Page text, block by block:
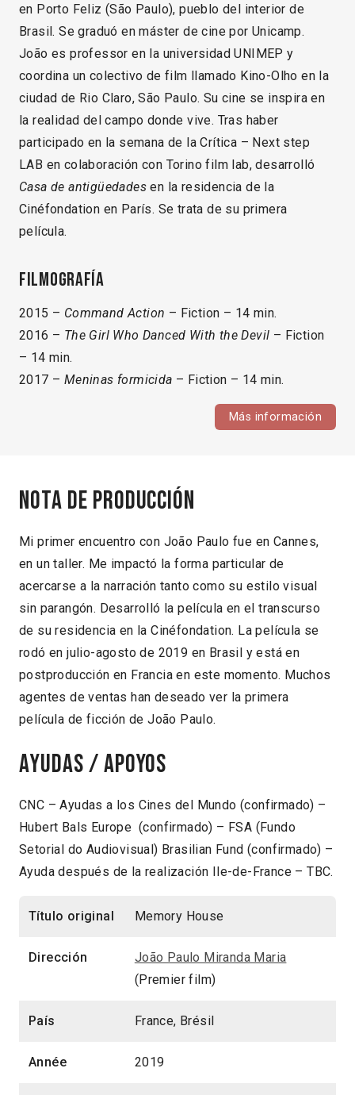
en Porto Feliz (São Paulo), pueblo del interior de
Brasil. Se graduó en máster de cine por Unicamp.
João es professor en la universidad UNIMEP y
coordina un colectivo de film llamado Kino-Olho en la
ciudad de Rio Claro, São Paulo. Su cine se inspira en
la realidad del campo donde vive. Tras haber
participado en la semana de la Crítica – Next step
LAB en colaboración con Torino film lab, desarrolló
Casa de antigüedades en la residencia de la
Cinéfondation en París. Se trata de su primera
película.
Filmografía
2015 – Command Action – Fiction – 14 min.
2016 – The Girl Who Danced With the Devil – Fiction
– 14 min.
2017 – Meninas formicida – Fiction – 14 min.
Más información
Nota de producción
Mi primer encuentro con João Paulo fue en Cannes,
en un taller. Me impactó la forma particular de
acercarse a la narración tanto como su estilo visual
sin parangón. Desarrolló la película en el transcurso
de su residencia en la Cinéfondation. La película se
rodó en julio-agosto de 2019 en Brasil y está en
postproducción en Francia en este momento. Muchos
agentes de ventas han deseado ver la primera
película de ficción de João Paulo.
Ayudas / Apoyos
CNC – Ayudas a los Cines del Mundo (confirmado) –
Hubert Bals Europe (confirmado) – FSA (Fundo
Setorial do Audiovisual) Brasilian Fund (confirmado) –
Ayuda después de la realización Ile-de-France – TBC.
Título original Memory House
Dirección
João Paulo Miranda Maria
(Premier film)
País France, Brésil
Année 2019